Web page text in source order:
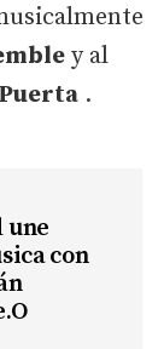
y al
.
une
con